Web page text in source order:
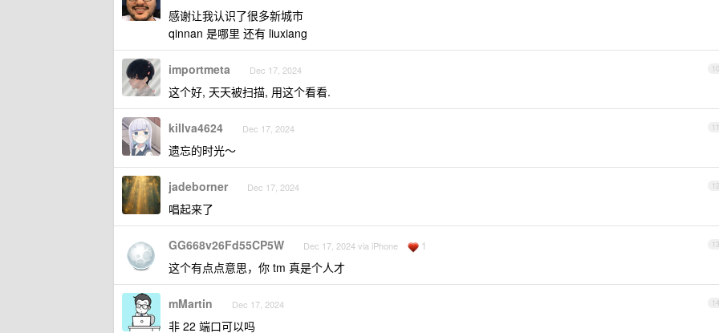
感谢让我认识了很多新城市
qinnan 是哪里 还有 liuxiang
10
importmeta Dec 17, 2024
这个好, 天天被扫描, 用这个看看.
11
killva4624 Dec 17, 2024
遗忘的时光～
12
jadeborner Dec 17, 2024
唱起来了
13
GG668v26Fd55CP5W Dec 17, 2024 via iPhone 1
这个有点点意思，你 tm 真是个人才
14
mMartin Dec 17, 2024
非 22 端口可以吗